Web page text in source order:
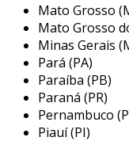
principais tipos
ao considerar a
madeira, é
tipos disponíveis
atende a diferentes
tipos mais comuns
Mato Grosso
Mato Grosso
Minas Gerais
Pará (PA)
Paraíba (PB)
Paraná (PR)
Pernambuco
Piauí (PI)